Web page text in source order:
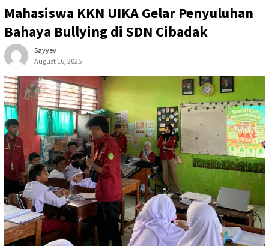
Mahasiswa KKN UIKA Gelar Penyuluhan
Bahaya Bullying di SDN Cibadak
Sayyev
August 16, 2025